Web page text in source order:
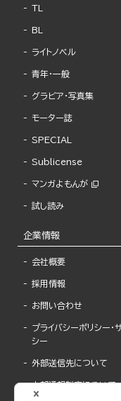
TL
BL
ライトノベル
青年・一般
グラビア・写真集
モーター誌
SPECIAL
Sublicense
マンガよもんが
試し読み
企業情報
会社概要
採用情報
お問い合わせ
プライバシーポリシー・
シー
外部送信先について
内部通報制度について